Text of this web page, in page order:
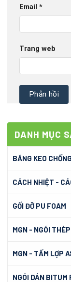
DANH MỤC
BĂNG KEO
CÁCH NHIỆT -
GỐI ĐỠ PU FOAM
MGN - NGÓI
MGN - TẤM LỢP
NGÓI DÁN BITUM
Email *
Trang web